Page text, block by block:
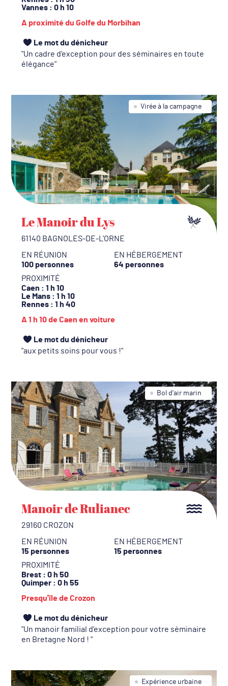
Vannes : 0 h 10
A proximité du Golfe du Morbihan
Le mot du dénicheur
Un cadre d’exception pour des séminaires en toute
élégance
Virée à la campagne
Le Manoir du Lys
61140 BAGNOLES-DE-L'ORNE
EN RÉUNION
100 personnes
EN HÉBERGEMENT
64 personnes
PROXIMITÉ
Caen : 1 h 10
Le Mans : 1 h 10
Rennes : 1 h 40
A 1 h 10 de Caen en voiture
Le mot du dénicheur
aux petits soins pour vous !
Bol d'air marin
Manoir de Rulianec
29160 CROZON
EN RÉUNION
15 personnes
EN HÉBERGEMENT
15 personnes
PROXIMITÉ
Brest : 0 h 50
Quimper : 0 h 55
Presqu'île de Crozon
Le mot du dénicheur
Un manoir familial d’exception pour votre séminaire
en Bretagne Nord !
Expérience urbaine